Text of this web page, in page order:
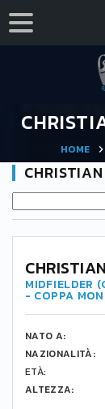
HOME
11
MIDFIELDER
- COPPA
NATO A:
NAZIONALITÀ:
ETÀ:
ALTEZZA: